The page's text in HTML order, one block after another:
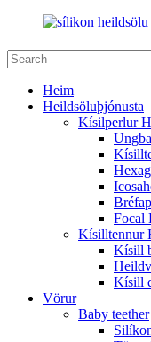
Heim
Heildsöluþjónusta
Kísilperlur
Focal
Kísilltennur
Kísill
Kísill
Vörur
Baby teether